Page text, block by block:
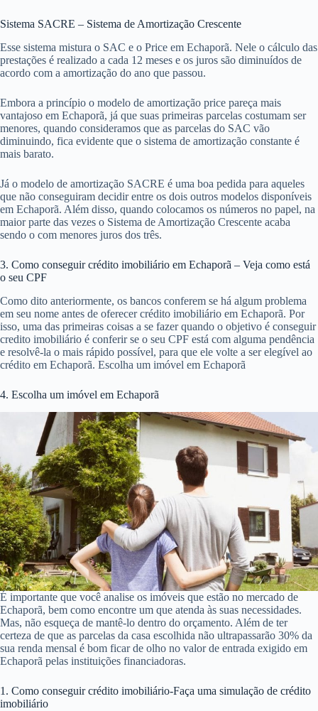
Sistema SACRE – Sistema de Amortização Crescente
Esse sistema mistura o SAC e o Price em Echaporã. Nele o cálculo das
prestações é realizado a cada 12 meses e os juros são diminuídos de
acordo com a amortização do ano que passou.
Embora a princípio o modelo de amortização price pareça mais
vantajoso em Echaporã, já que suas primeiras parcelas costumam ser
menores, quando consideramos que as parcelas do SAC vão
diminuindo, fica evidente que o sistema de amortização constante é
mais barato.
Já o modelo de amortização SACRE é uma boa pedida para aqueles
que não conseguiram decidir entre os dois outros modelos disponíveis
em Echaporã. Além disso, quando colocamos os números no papel, na
maior parte das vezes o Sistema de Amortização Crescente acaba
sendo o com menores juros dos três.
3. Como conseguir crédito imobiliário em Echaporã – Veja como está
o seu CPF
Como dito anteriormente, os bancos conferem se há algum problema
em seu nome antes de oferecer crédito imobiliário em Echaporã. Por
isso, uma das primeiras coisas a se fazer quando o objetivo é conseguir
credito imobiliário é conferir se o seu CPF está com alguma pendência
e resolvê-la o mais rápido possível, para que ele volte a ser elegível ao
crédito em Echaporã. Escolha um imóvel em Echaporã
4. Escolha um imóvel em Echaporã
É importante que você analise os imóveis que estão no mercado de
Echaporã, bem como encontre um que atenda às suas necessidades.
Mas, não esqueça de mantê-lo dentro do orçamento. Além de ter
certeza de que as parcelas da casa escolhida não ultrapassarão 30% da
sua renda mensal é bom ficar de olho no valor de entrada exigido em
Echaporã pelas instituições financiadoras.
1. Como conseguir crédito imobiliário-Faça uma simulação de crédito
imobiliário